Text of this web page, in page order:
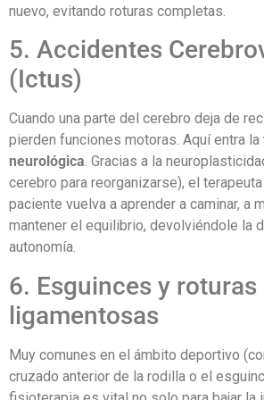
nuevo, evitando roturas completas.
5. Accidentes
(Ictus)
Cuando una parte del cerebro deja de
pierden funciones motoras. Aquí entra la
neurológica. Gracias a la
cerebro para reorganizarse), el terapeuta
paciente vuelva a aprender a caminar, a
mantener el equilibrio, devolviéndole la
autonomía.
6. Esguinces y roturas
ligamentosas
Muy comunes en el ámbito deportivo
cruzado anterior de la rodilla o el